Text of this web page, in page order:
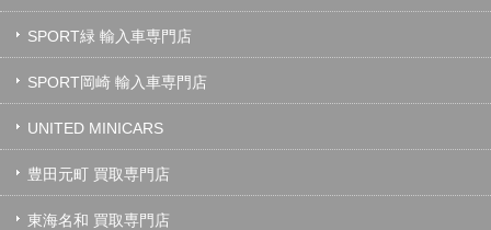
SPORT緑 輸入車専門店
SPORT岡崎 輸入車専門店
UNITED MINICARS
豊田元町 買取専門店
東海名和 買取専門店